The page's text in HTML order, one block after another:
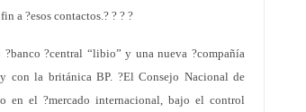
a ?esos contactos.? ? ? ?
?central “libio” y una nueva ?compañía
con la británica BP. ?El Consejo Nacional de
en el ?mercado internacional, bajo el control